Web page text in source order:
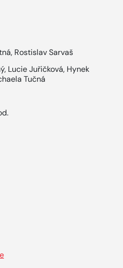
, Rostislav Sarvaš
, Lucie Juřičková, Hynek
Tučná